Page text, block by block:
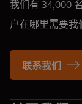
我们有 34,000
户在哪里需要我
联系我们